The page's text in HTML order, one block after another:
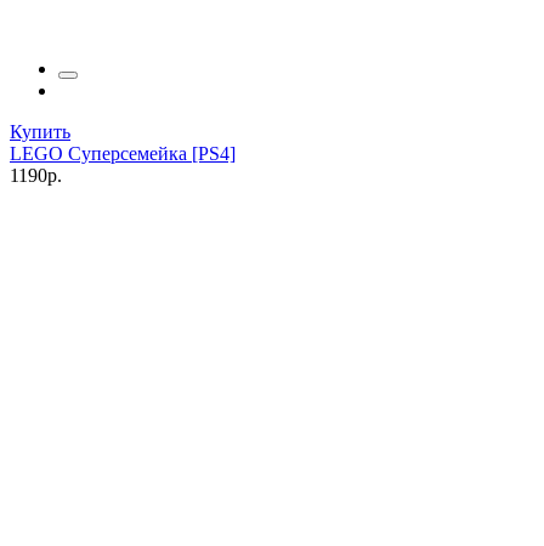
Купить
LEGO Суперсемейка [PS4]
1190р.